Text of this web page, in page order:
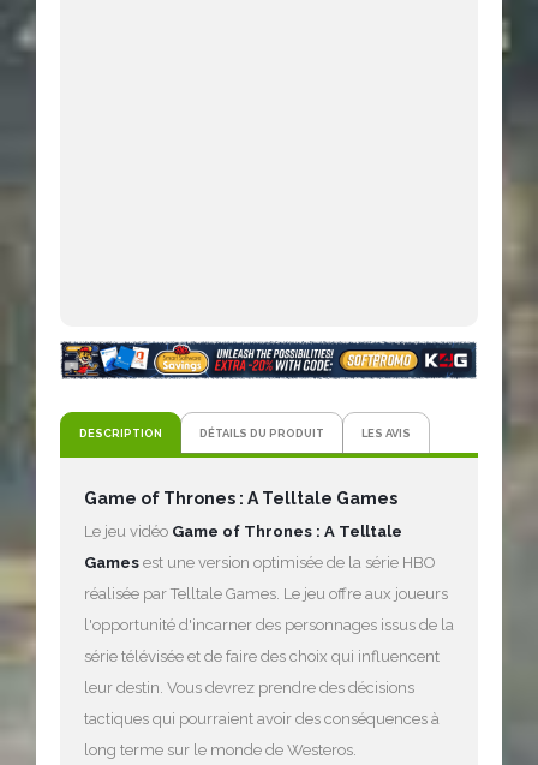
DESCRIPTION DÉTAILS DU PRODUIT LES AVIS
Game of Thrones : A Telltale Games
Le jeu vidéo Game of Thrones : A Telltale
Games est une version optimisée de la série HBO
réalisée par Telltale Games. Le jeu offre aux joueurs
l'opportunité d'incarner des personnages issus de la
série télévisée et de faire des choix qui influencent
leur destin. Vous devrez prendre des décisions
tactiques qui pourraient avoir des conséquences à
long terme sur le monde de Westeros.